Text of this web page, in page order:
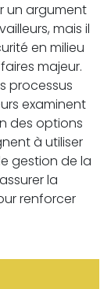
un argument
mais il
en milieu
majeur.
processus
examinent
des options
à utiliser
gestion de la
la
renforcer